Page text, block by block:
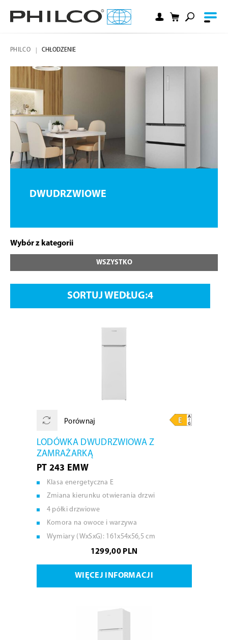
PHILCO CHŁODZENIE
DWUDRZWIOWE
Wybór z kategorii
WSZYSTKO
SORTUJ WEDŁUG:
Porównaj
LODÓWKA DWUDRZWIOWA Z
ZAMRAŻARKĄ
PT 243 EMW
Klasa energetyczna E
Zmiana kierunku otwierania drzwi
4 półki drzwiowe
Komora na owoce i warzywa
Wymiary (WxSxG): 161x54x56,5 cm
1299,00 PLN
WIĘCEJ INFORMACJI